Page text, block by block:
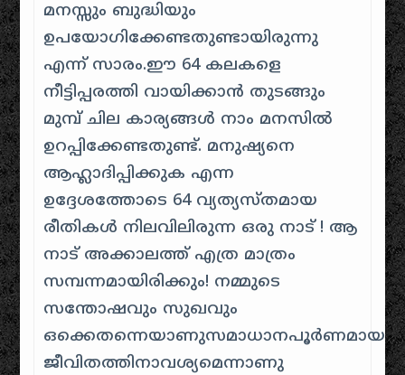
മനസ്സും ബുദ്ധിയും
ഉപയോഗിക്കേണ്ടതുണ്ടായിരുന്നു
എന്ന് സാരം.ഈ 64 കലകളെ
നീട്ടിപ്പരത്തി വായിക്കാൻ തുടങ്ങും
മുമ്പ് ചില കാര്യങ്ങൾ നാം മനസിൽ
ഉറപ്പിക്കേണ്ടതുണ്ട്. മനുഷ്യനെ
ആഹ്ലാദിപ്പിക്കുക എന്ന
ഉദ്ദേശത്തോടെ 64 വ്യത്യസ്തമായ
രീതികൾ നിലവിലിരുന്ന ഒരു നാട് ! ആ
നാട് അക്കാലത്ത് എത്ര മാത്രം
സമ്പന്നമായിരിക്കും! നമ്മുടെ
സന്തോഷവും സുഖവും
ഒക്കെതന്നെയാണുസമാധാനപൂർണമായ
ജീവിതത്തിനാവശ്യമെന്നാണു